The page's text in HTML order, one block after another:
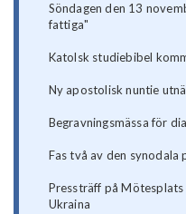
Söndagen den 13
fattiga"
Katolsk studiebibel
Ny apostolisk nuntie
Begravningsmässa för
Fas två av den synodala
Pressträff på
Ukraina